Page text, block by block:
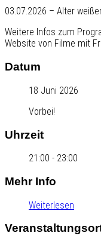
03.07.2026 – Alter
Weitere Infos zum
Website von Filme mit
Datum
18 Juni 2026
Vorbei!
Uhrzeit
21:00 - 23:00
Mehr Info
Weiterlesen